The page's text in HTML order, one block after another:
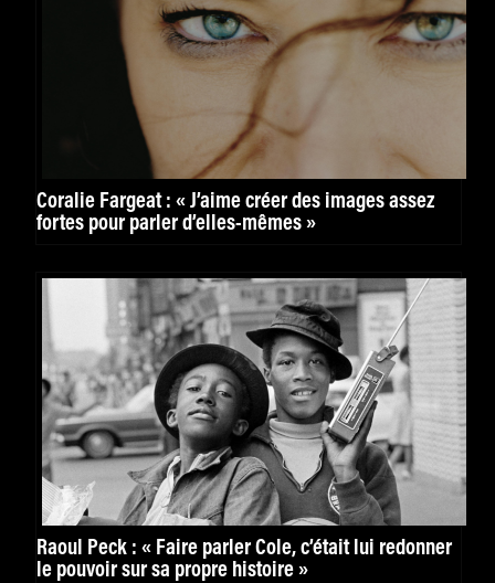
Coralie Fargeat : « J’aime créer des images assez
fortes pour parler d’elles-mêmes »
Raoul Peck : « Faire parler Cole, c’était lui redonner
le pouvoir sur sa propre histoire »